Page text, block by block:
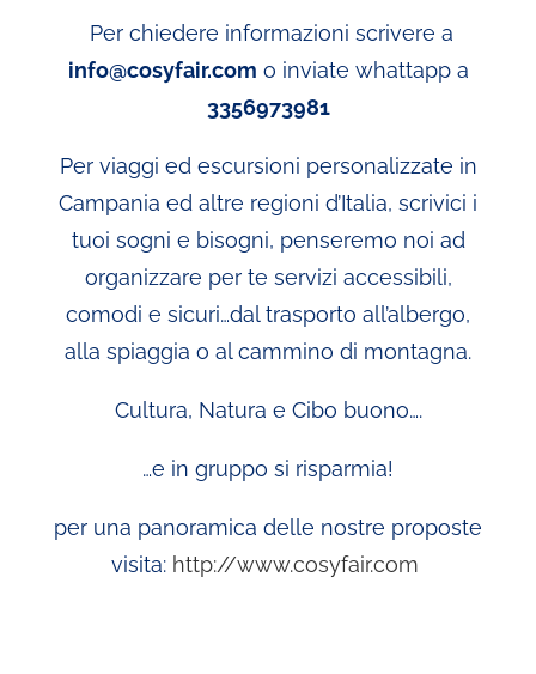
Per chiedere informazioni scrivere a
info@cosyfair.com o inviate whattapp a
3356973981
Per viaggi ed escursioni personalizzate in
Campania ed altre regioni d’Italia, scrivici i
tuoi sogni e bisogni, penseremo noi ad
organizzare per te servizi accessibili,
comodi e sicuri…dal trasporto all’albergo,
alla spiaggia o al cammino di montagna.
Cultura, Natura e Cibo buono….
…e in gruppo si risparmia!
per una panoramica delle nostre proposte
visita: http://www.cosyfair.com